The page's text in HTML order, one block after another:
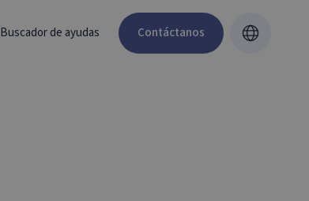
Buscador de ayudas Contáctanos